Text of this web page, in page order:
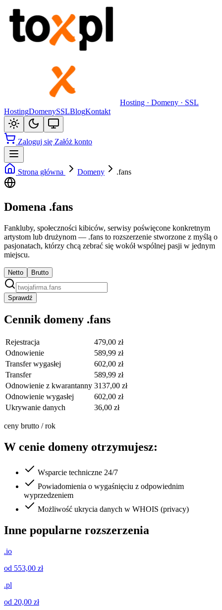
Hosting · Domeny · SSL
HostingDomenySSLBlogKontakt
Zaloguj się Załóż konto
Strona główna Domeny .fans
Domena .fans
Fankluby, społeczności kibiców, serwisy poświęcone konkretnym
artystom lub drużynom — .fans to rozszerzenie stworzone z myślą o
pasjonatach, którzy chcą zebrać się wokół wspólnej pasji w jednym
miejscu.
Netto Brutto
Sprawdź
Cennik domeny .fans
Rejestracja
479,00 zł
Odnowienie
589,99 zł
Transfer wygasłej
602,00 zł
Transfer
589,99 zł
Odnowienie z kwarantanny 3137,00 zł
Odnowienie wygasłej
602,00 zł
Ukrywanie danych
36,00 zł
ceny brutto / rok
W cenie domeny otrzymujesz:
Wsparcie techniczne 24/7
Powiadomienia o wygaśnięciu z odpowiednim
wyprzedzeniem
Możliwość ukrycia danych w WHOIS (privacy)
Inne popularne rozszerzenia
.io
od 553,00 zł
.pl
od 20,00 zł